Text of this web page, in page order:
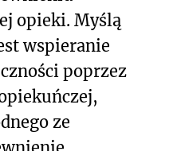
opieki. Myślą
wspieranie
poprzez
ze